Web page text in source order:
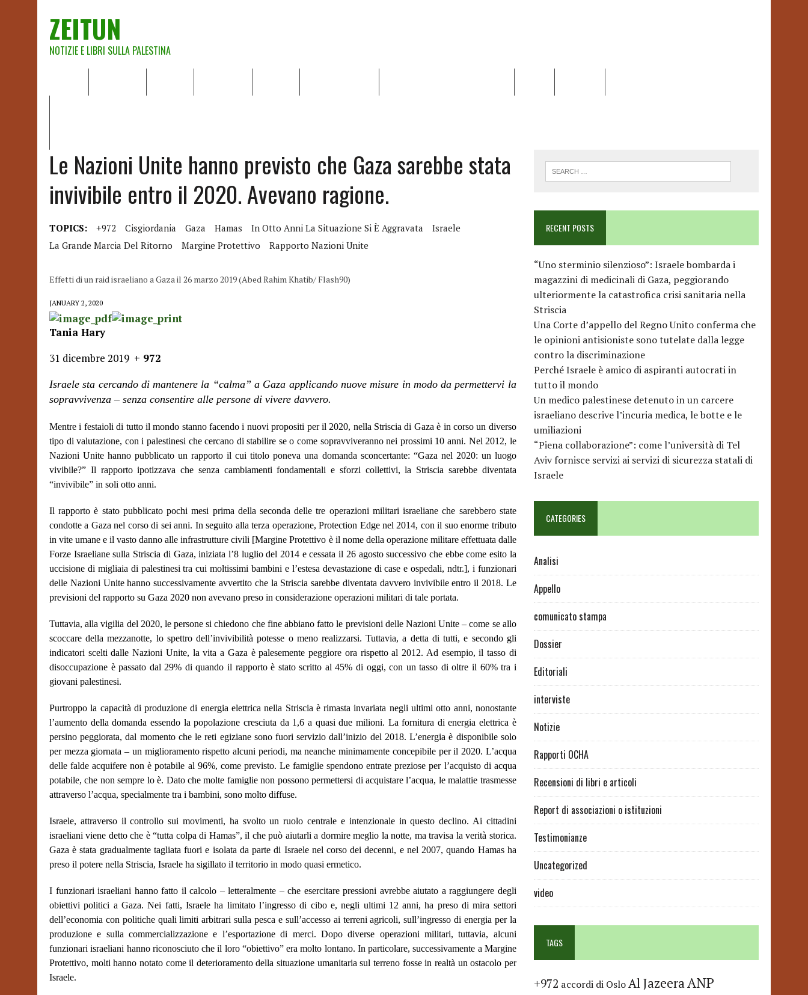
ZEITUN
NOTIZIE E LIBRI SULLA PALESTINA
Le Nazioni Unite hanno previsto che Gaza sarebbe stata
invivibile entro il 2020. Avevano ragione.
TOPICS: +972 Cisgiordania Gaza Hamas In Otto Anni La Situazione Si È Aggravata
Israele
La Grande Marcia Del Ritorno
Margine Protettivo Rapporto Nazioni Unite
Effetti di un raid israeliano a Gaza il 26 marzo 2019 (Abed Rahim Khatib/ Flash90)
JANUARY 2, 2020
Tania Hary
31 dicembre 2019 + 972
Israele sta cercando di mantenere la “calma” a Gaza applicando nuove misure in modo da permettervi la
sopravvivenza – senza consentire alle persone di vivere davvero.
Mentre i festaioli di tutto il mondo stanno facendo i nuovi propositi per il 2020, nella Striscia di Gaza è in corso un diverso
tipo di valutazione, con i palestinesi che cercano di stabilire se o come sopravviveranno nei prossimi 10 anni. Nel 2012, le
Nazioni Unite hanno pubblicato un rapporto il cui titolo poneva una domanda sconcertante: “Gaza nel 2020: un luogo
vivibile?” Il rapporto ipotizzava che senza cambiamenti fondamentali e sforzi collettivi, la Striscia sarebbe diventata
“invivibile” in soli otto anni.
Il rapporto è stato pubblicato pochi mesi prima della seconda delle tre operazioni militari israeliane che sarebbero state
condotte a Gaza nel corso di sei anni. In seguito alla terza operazione, Protection Edge nel 2014, con il suo enorme tributo
in vite umane e il vasto danno alle infrastrutture civili [Margine Protettivo è il nome della operazione militare effettuata dalle
Forze Israeliane sulla Striscia di Gaza, iniziata l’8 luglio del 2014 e cessata il 26 agosto successivo che ebbe come esito la
uccisione di migliaia di palestinesi tra cui moltissimi bambini e l’estesa devastazione di case e ospedali, ndtr.], i funzionari
delle Nazioni Unite hanno successivamente avvertito che la Striscia sarebbe diventata davvero invivibile entro il 2018. Le
previsioni del rapporto su Gaza 2020 non avevano preso in considerazione operazioni militari di tale portata.
Tuttavia, alla vigilia del 2020, le persone si chiedono che fine abbiano fatto le previsioni delle Nazioni Unite – come se allo
scoccare della mezzanotte, lo spettro dell’invivibilità potesse o meno realizzarsi. Tuttavia, a detta di tutti, e secondo gli
indicatori scelti dalle Nazioni Unite, la vita a Gaza è palesemente peggiore ora rispetto al 2012. Ad esempio, il tasso di
disoccupazione è passato dal 29% di quando il rapporto è stato scritto al 45% di oggi, con un tasso di oltre il 60% tra i
giovani palestinesi.
Purtroppo la capacità di produzione di energia elettrica nella Striscia è rimasta invariata negli ultimi otto anni, nonostante
l’aumento della domanda essendo la popolazione cresciuta da 1,6 a quasi due milioni. La fornitura di energia elettrica è
persino peggiorata, dal momento che le reti egiziane sono fuori servizio dall’inizio del 2018. L’energia è disponibile solo
per mezza giornata – un miglioramento rispetto alcuni periodi, ma neanche minimamente concepibile per il 2020. L’acqua
delle falde acquifere non è potabile al 96%, come previsto. Le famiglie spendono entrate preziose per l’acquisto di acqua
potabile, che non sempre lo è. Dato che molte famiglie non possono permettersi di acquistare l’acqua, le malattie trasmesse
attraverso l’acqua, specialmente tra i bambini, sono molto diffuse.
Israele, attraverso il controllo sui movimenti, ha svolto un ruolo centrale e intenzionale in questo declino. Ai cittadini
israeliani viene detto che è “tutta colpa di Hamas”, il che può aiutarli a dormire meglio la notte, ma travisa la verità storica.
Gaza è stata gradualmente tagliata fuori e isolata da parte di Israele nel corso dei decenni, e nel 2007, quando Hamas ha
preso il potere nella Striscia, Israele ha sigillato il territorio in modo quasi ermetico.
I funzionari israeliani hanno fatto il calcolo – letteralmente – che esercitare pressioni avrebbe aiutato a raggiungere degli
obiettivi politici a Gaza. Nei fatti, Israele ha limitato l’ingresso di cibo e, negli ultimi 12 anni, ha preso di mira settori
dell’economia con politiche quali limiti arbitrari sulla pesca e sull’accesso ai terreni agricoli, sull’ingresso di energia per la
produzione e sulla commercializzazione e l’esportazione di merci. Dopo diverse operazioni militari, tuttavia, alcuni
funzionari israeliani hanno riconosciuto che il loro “obiettivo” era molto lontano. In particolare, successivamente a Margine
Protettivo, molti hanno notato come il deterioramento della situazione umanitaria sul terreno fosse in realtà un ostacolo per
Israele.
RECENT POSTS
“Uno sterminio silenzioso”: Israele bombarda i
magazzini di medicinali di Gaza, peggiorando
ulteriormente la catastrofica crisi sanitaria nella
Striscia
Una Corte d’appello del Regno Unito conferma che
le opinioni antisioniste sono tutelate dalla legge
contro la discriminazione
Perché Israele è amico di aspiranti autocrati in
tutto il mondo
Un medico palestinese detenuto in un carcere
israeliano descrive l’incuria medica, le botte e le
umiliazioni
“Piena collaborazione”: come l’università di Tel
Aviv fornisce servizi ai servizi di sicurezza statali di
Israele
CATEGORIES
Analisi
Appello
comunicato stampa
Dossier
Editoriali
interviste
Notizie
Rapporti OCHA
Recensioni di libri e articoli
Report di associazioni o istituzioni
Testimonianze
Uncategorized
video
TAGS
+972 accordi di OsloAl JazeeraANP